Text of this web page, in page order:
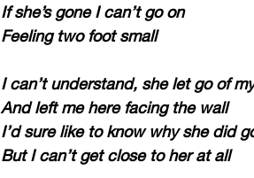
If she’s gone I can’t go on
Feeling two foot small
I can’t understand, she let go of
And left me here facing the wall
I’d sure like to know why she did
But I can’t get close to her at all